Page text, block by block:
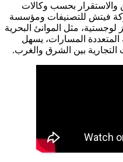
والاستقرار بحسب وكالات
فيتش للتصنيفات ومؤسسة
مثل الموانئ البحرية
المسارات، يسهل
بين الشرق والغرب.